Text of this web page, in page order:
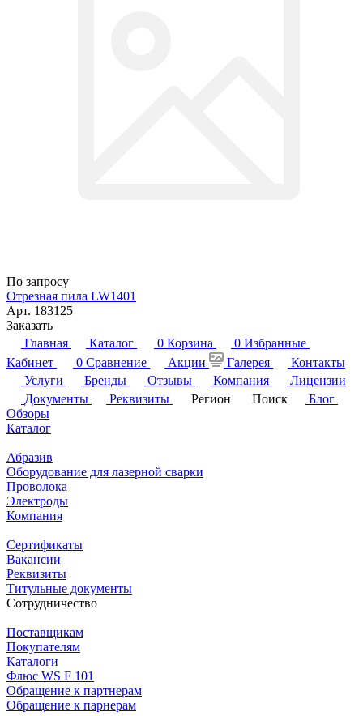
По запросу
Отрезная пила LW1401
Арт. 183125
Заказать
Главная
Каталог 0 Корзина 0 Избранные
Кабинет
0 Сравнение Акции Галерея
Контакты
Услуги
Бренды Отзывы Компания
Лицензии
Документы
Реквизиты Регион Поиск
Блог
Обзоры
Каталог
Абразив
Оборудование для лазерной сварки
Проволока
Электроды
Компания
Сертификаты
Вакансии
Реквизиты
Титульные документы
Сотрудничество
Поставщикам
Покупателям
Каталоги
Флюс WS F 101
Обращение к партнерам
Обращение к парнерам